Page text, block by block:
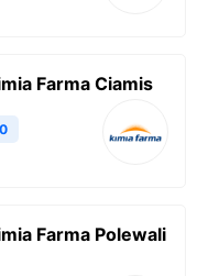
Farma Ciamis
Farma Polewali